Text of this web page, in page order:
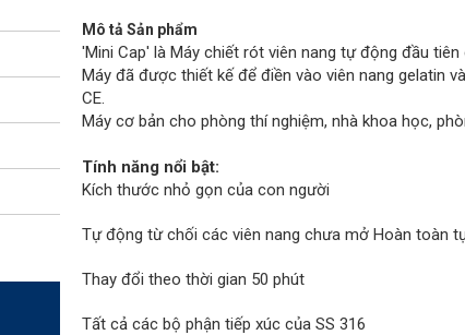
Mô tả Sản phẩm
'Mini Cap' là Máy chiết rót viên nang tự động đầu
Máy đã được thiết kế để điền vào viên nang gelatin
CE.
Máy cơ bản cho phòng thí nghiệm, nhà khoa học,
Tính năng nổi bật:
Kích thước nhỏ gọn của con người
Tự động từ chối các viên nang chưa mở Hoàn toàn
Thay đổi theo thời gian 50 phút
Tất cả các bộ phận tiếp xúc của SS 316